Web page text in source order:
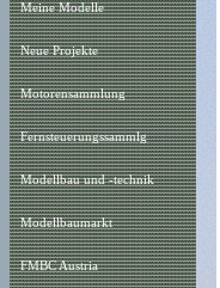
Meine Modelle
Neue Projekte
Motorensammlung
Fernsteuerungssammlg
Modellbau und -technik
Modellbaumarkt
FMBC Austria